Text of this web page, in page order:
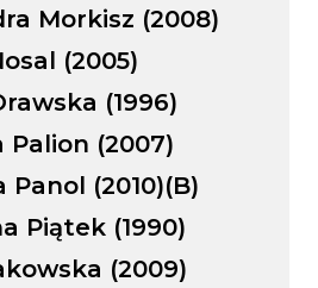
Morkisz (2008)
(2005)
(1996)
(2007)
Panol (2010)(B)
Piątek (1990)
(2009)